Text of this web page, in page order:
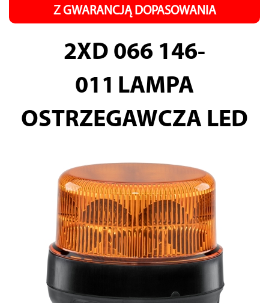
Z GWARANCJĄ DOPASOWANIA
2XD 066 146-
011 LAMPA
OSTRZEGAWCZA LED